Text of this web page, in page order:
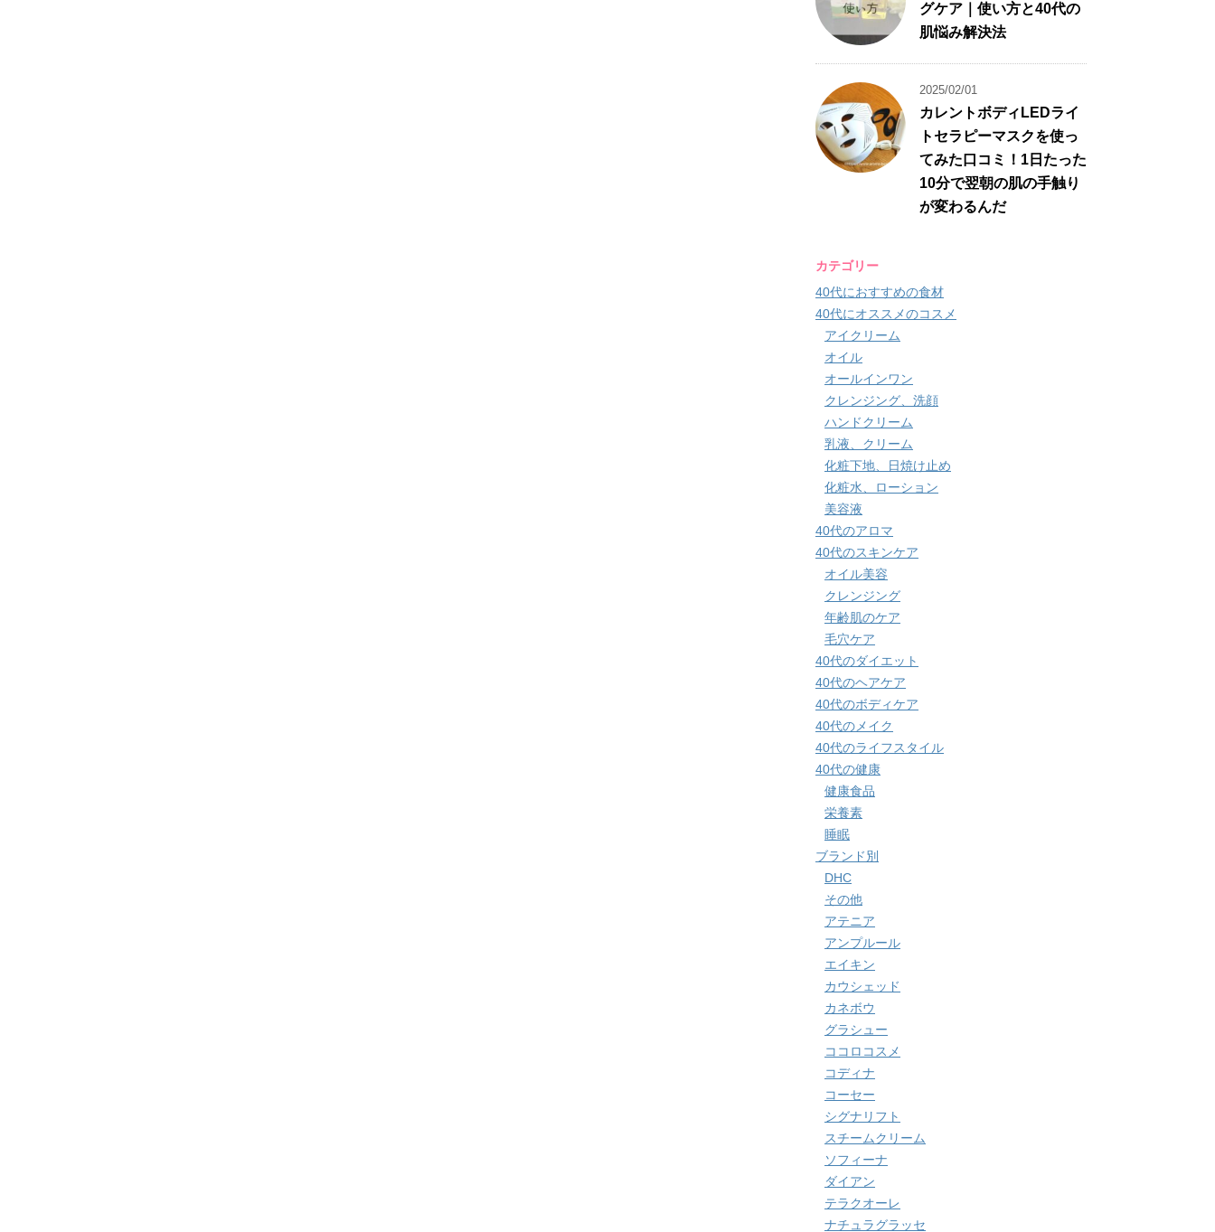
グケア｜使い方と40代の
肌悩み解決法
2025/02/01
カレントボディLEDライ
トセラピーマスクを使っ
てみた口コミ！1日たった
10分で翌朝の肌の手触り
が変わるんだ
カテゴリー
40代におすすめの食材
40代にオススメのコスメ
アイクリーム
オイル
オールインワン
クレンジング、洗顔
ハンドクリーム
乳液、クリーム
化粧下地、日焼け止め
化粧水、ローション
美容液
40代のアロマ
40代のスキンケア
オイル美容
クレンジング
年齢肌のケア
毛穴ケア
40代のダイエット
40代のヘアケア
40代のボディケア
40代のメイク
40代のライフスタイル
40代の健康
健康食品
栄養素
睡眠
ブランド別
DHC
その他
アテニア
アンプルール
エイキン
カウシェッド
カネボウ
グラシュー
ココロコスメ
コディナ
コーセー
シグナリフト
スチームクリーム
ソフィーナ
ダイアン
テラクオーレ
ナチュラグラッセ